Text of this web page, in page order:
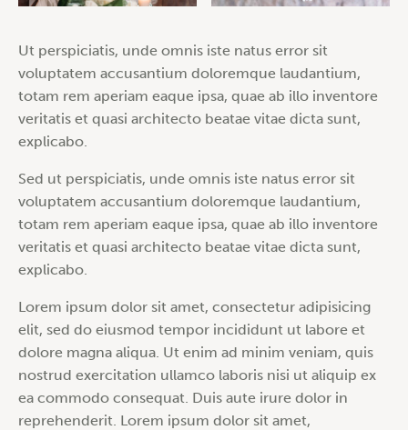
Ut perspiciatis, unde omnis iste natus error sit
voluptatem accusantium doloremque laudantium,
totam rem aperiam eaque ipsa, quae ab illo inventore
veritatis et quasi architecto beatae vitae dicta sunt,
explicabo.
Sed ut perspiciatis, unde omnis iste natus error sit
voluptatem accusantium doloremque laudantium,
totam rem aperiam eaque ipsa, quae ab illo inventore
veritatis et quasi architecto beatae vitae dicta sunt,
explicabo.
Lorem ipsum dolor sit amet, consectetur adipisicing
elit, sed do eiusmod tempor incididunt ut labore et
dolore magna aliqua. Ut enim ad minim veniam, quis
nostrud exercitation ullamco laboris nisi ut aliquip ex
ea commodo consequat. Duis aute irure dolor in
reprehenderit. Lorem ipsum dolor sit amet,